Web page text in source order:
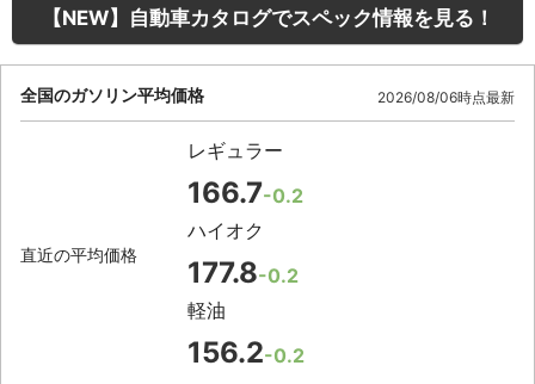
【NEW】自動車カタログでスペック情報を見る！
全国のガソリン平均価格 2026/08/06時点最新
直近の平均価格
レギュラー
166.7-0.2
ハイオク
177.8-0.2
軽油
156.2-0.2